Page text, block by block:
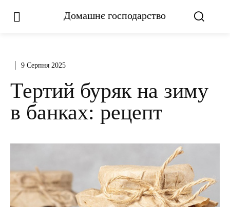
Домашнє господарство
9 Серпня 2025
Тертий буряк на зиму
в банках: рецепт